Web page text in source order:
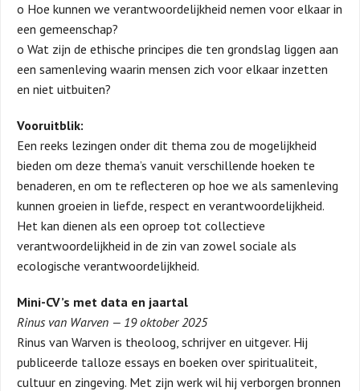
o Hoe kunnen we verantwoordelijkheid nemen voor elkaar in
een gemeenschap?
o Wat zijn de ethische principes die ten grondslag liggen aan
een samenleving waarin mensen zich voor elkaar inzetten
en niet uitbuiten?
Vooruitblik:
Een reeks lezingen onder dit thema zou de mogelijkheid
bieden om deze thema’s vanuit verschillende hoeken te
benaderen, en om te reflecteren op hoe we als samenleving
kunnen groeien in liefde, respect en verantwoordelijkheid.
Het kan dienen als een oproep tot collectieve
verantwoordelijkheid in de zin van zowel sociale als
ecologische verantwoordelijkheid.
Mini-CV’s met data en jaartal
Rinus van Warven — 19 oktober 2025
Rinus van Warven is theoloog, schrijver en uitgever. Hij
publiceerde talloze essays en boeken over spiritualiteit,
cultuur en zingeving. Met zijn werk wil hij verborgen bronnen